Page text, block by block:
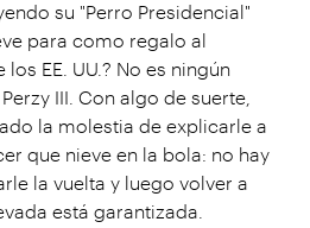
su "Perro Presidencial"
para como regalo al
EE. UU.? No es ningún
III. Con algo de suerte,
la molestia de explicarle a
que nieve en la bola: no hay
la vuelta y luego volver a
está garantizada.